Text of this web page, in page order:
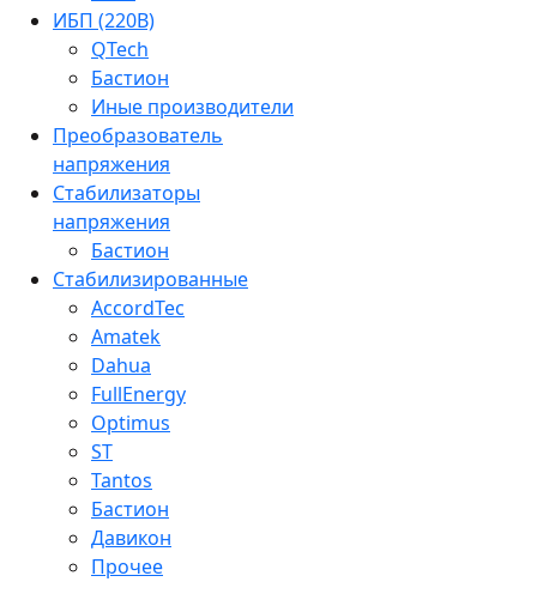
ИБП (220В)
QTech
Бастион
Иные производители
Преобразователь
напряжения
Стабилизаторы
напряжения
Бастион
Стабилизированные
AccordTec
Amatek
Dahua
FullEnergy
Optimus
ST
Tantos
Бастион
Давикон
Прочее